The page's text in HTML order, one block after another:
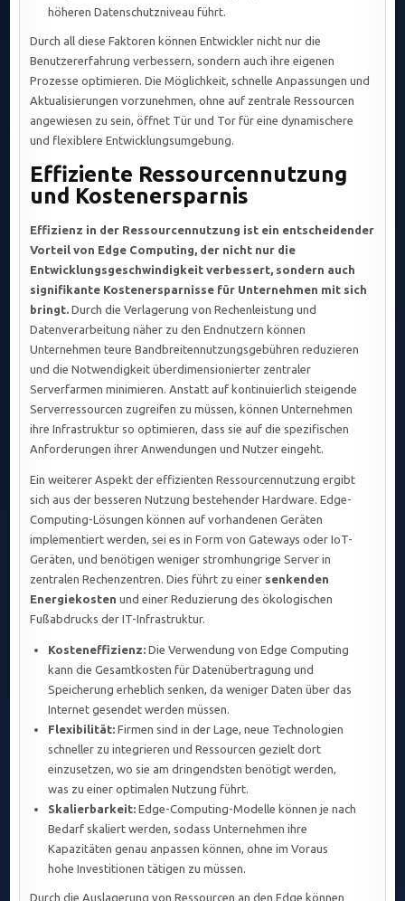
höheren Datenschutzniveau führt.
Durch all diese Faktoren können Entwickler nicht nur die
Benutzererfahrung verbessern, sondern auch ihre eigenen
Prozesse optimieren. Die Möglichkeit, schnelle Anpassungen und
Aktualisierungen vorzunehmen, ohne auf zentrale Ressourcen
angewiesen zu sein, öffnet Tür und Tor für eine dynamischere
und flexiblere Entwicklungsumgebung.
Effiziente Ressourcennutzung
und Kostenersparnis
Effizienz in der Ressourcennutzung ist ein entscheidender
Vorteil von Edge Computing, der nicht nur die
Entwicklungsgeschwindigkeit verbessert, sondern auch
signifikante Kostenersparnisse für Unternehmen mit sich
bringt. Durch die Verlagerung von Rechenleistung und
Datenverarbeitung näher zu den Endnutzern können
Unternehmen teure Bandbreitennutzungsgebühren reduzieren
und die Notwendigkeit überdimensionierter zentraler
Serverfarmen minimieren. Anstatt auf kontinuierlich steigende
Serverressourcen zugreifen zu müssen, können Unternehmen
ihre Infrastruktur so optimieren, dass sie auf die spezifischen
Anforderungen ihrer Anwendungen und Nutzer eingeht.
Ein weiterer Aspekt der effizienten Ressourcennutzung ergibt
sich aus der besseren Nutzung bestehender Hardware. Edge-
Computing-Lösungen können auf vorhandenen Geräten
implementiert werden, sei es in Form von Gateways oder IoT-
Geräten, und benötigen weniger stromhungrige Server in
zentralen Rechenzentren. Dies führt zu einer senkenden
Energiekosten und einer Reduzierung des ökologischen
Fußabdrucks der IT-Infrastruktur.
Kosteneffizienz: Die Verwendung von Edge Computing
kann die Gesamtkosten für Datenübertragung und
Speicherung erheblich senken, da weniger Daten über das
Internet gesendet werden müssen.
Flexibilität: Firmen sind in der Lage, neue Technologien
schneller zu integrieren und Ressourcen gezielt dort
einzusetzen, wo sie am dringendsten benötigt werden,
was zu einer optimalen Nutzung führt.
Skalierbarkeit: Edge-Computing-Modelle können je nach
Bedarf skaliert werden, sodass Unternehmen ihre
Kapazitäten genau anpassen können, ohne im Voraus
hohe Investitionen tätigen zu müssen.
Durch die Auslagerung von Ressourcen an den Edge können